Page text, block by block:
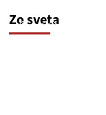
Zo sveta
JNS